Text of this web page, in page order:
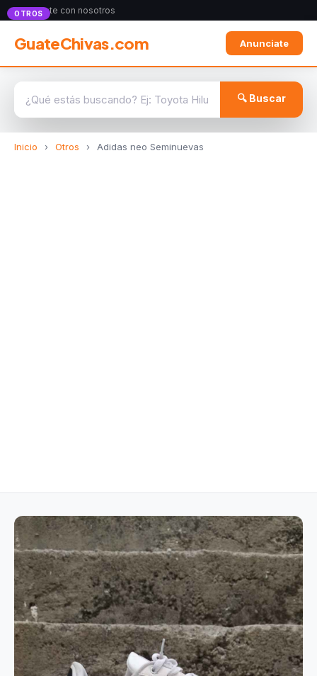
Anunciate con nosotros
GuateChivas.com Anunciate
🔍 Buscar
Inicio › Otros › Adidas neo Seminuevas
OTROS